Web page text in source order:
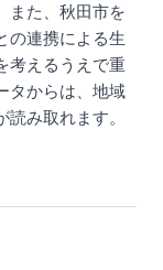
また、秋田市を
の連携による生
考えるうえで重
タからは、地域
み取れます。